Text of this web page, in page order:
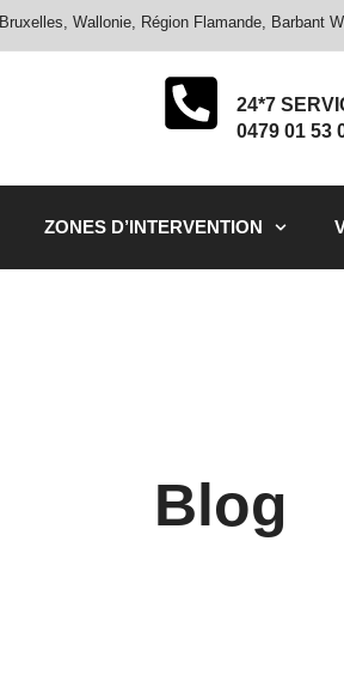
Bruxelles, Wallonie, Région Flamande, Barbant
24*7
0479 01 53
ZONES D’INTERVENTION
Blog